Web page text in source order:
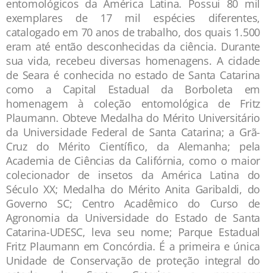
entomológicos da América Latina. Possui 80 mil
exemplares de 17 mil espécies diferentes,
catalogado em 70 anos de trabalho, dos quais 1.500
eram até então desconhecidas da ciência. Durante
sua vida, recebeu diversas homenagens. A cidade
de Seara é conhecida no estado de Santa Catarina
como a Capital Estadual da Borboleta em
homenagem à coleção entomológica de Fritz
Plaumann. Obteve Medalha do Mérito Universitário
da Universidade Federal de Santa Catarina; a Grã-
Cruz do Mérito Científico, da Alemanha; pela
Academia de Ciências da Califórnia, como o maior
colecionador de insetos da América Latina do
Século XX; Medalha do Mérito Anita Garibaldi, do
Governo SC; Centro Acadêmico do Curso de
Agronomia da Universidade do Estado de Santa
Catarina-UDESC, leva seu nome; Parque Estadual
Fritz Plaumann em Concórdia. É a primeira e única
Unidade de Conservação de proteção integral do